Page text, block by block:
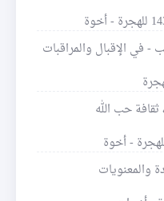
- في الإقبال والمراقبات
ثقافة حب الله
والمعنويات